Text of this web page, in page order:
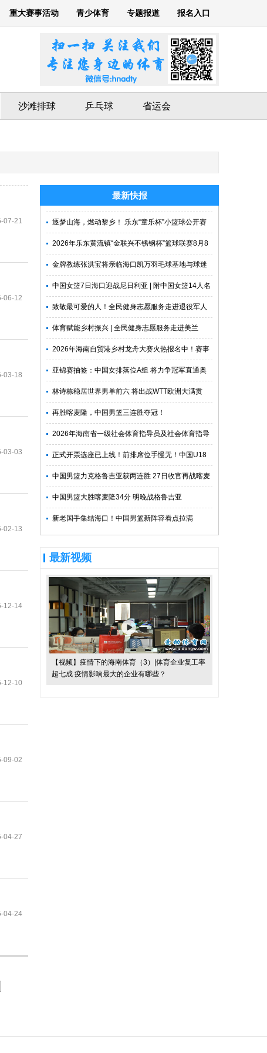
重大赛事活动 青少体育 专题报道 报名入口
沙滩排球 乒乓球 省运会
07-21
06-12
03-18
03-03
02-13
12-14
12-10
09-02
04-27
04-24
最新快报
逐梦山海，燃动黎乡！ 乐东“童乐杯”小篮球公开赛
火热开赛
2026年乐东黄流镇“金联兴不锈钢杯”篮球联赛8月8
日开打
金牌教练张洪宝将亲临海口凯万羽毛球基地与球迷
见面
中国女篮7日海口迎战尼日利亚 | 附中国女篮14人名
单
致敬最可爱的人！全民健身志愿服务走进退役军人
社区
体育赋能乡村振兴 | 全民健身志愿服务走进美兰
2026年海南自贸港乡村龙舟大赛火热报名中！赛事
总奖金100万元
亚锦赛抽签：中国女排落位A组 将力争冠军直通奥
运会
林诗栋稳居世界男单前六 将出战WTT欧洲大满贯
再胜喀麦隆，中国男篮三连胜夺冠！
2026年海南省一级社会体育指导员及社会体育指导
员管理培训班于琼中顺利收官
正式开票选座已上线！前排席位手慢无！中国U18
男篮儋州主场等你来
中国男篮力克格鲁吉亚获两连胜 27日收官再战喀麦
隆
中国男篮大胜喀麦隆34分 明晚战格鲁吉亚
新老国手集结海口！中国男篮新阵容看点拉满
最新视频
【视频】疫情下的海南体育（3）|体育企业复工率
超七成 疫情影响最大的企业有哪些？